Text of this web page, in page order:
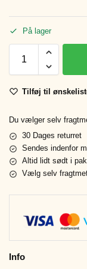
På lager
Tilføj til
Du vælger selv
30 Dages returret
Sendes indenfor
Altid lidt sødt i
Vælg selv
Info